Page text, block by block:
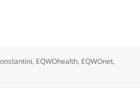
über den Sieg
, EQWOhealth, EQWOnet,